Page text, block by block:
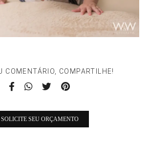
COMENTÁRIO, COMPARTILHE!
SOLICITE SEU ORÇAMENTO